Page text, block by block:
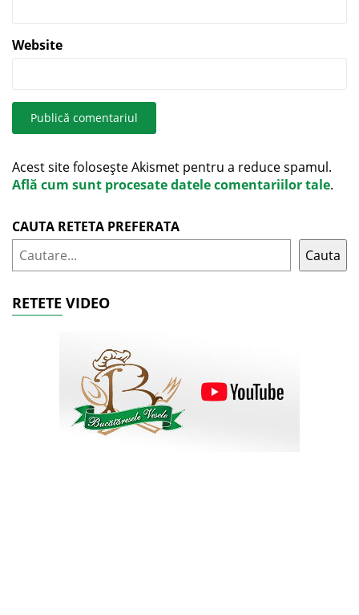
Website
Acest site folosește Akismet pentru a reduce spamul.
Află cum sunt procesate datele comentariilor tale.
CAUTA RETETA PREFERATA
Cauta
RETETE VIDEO